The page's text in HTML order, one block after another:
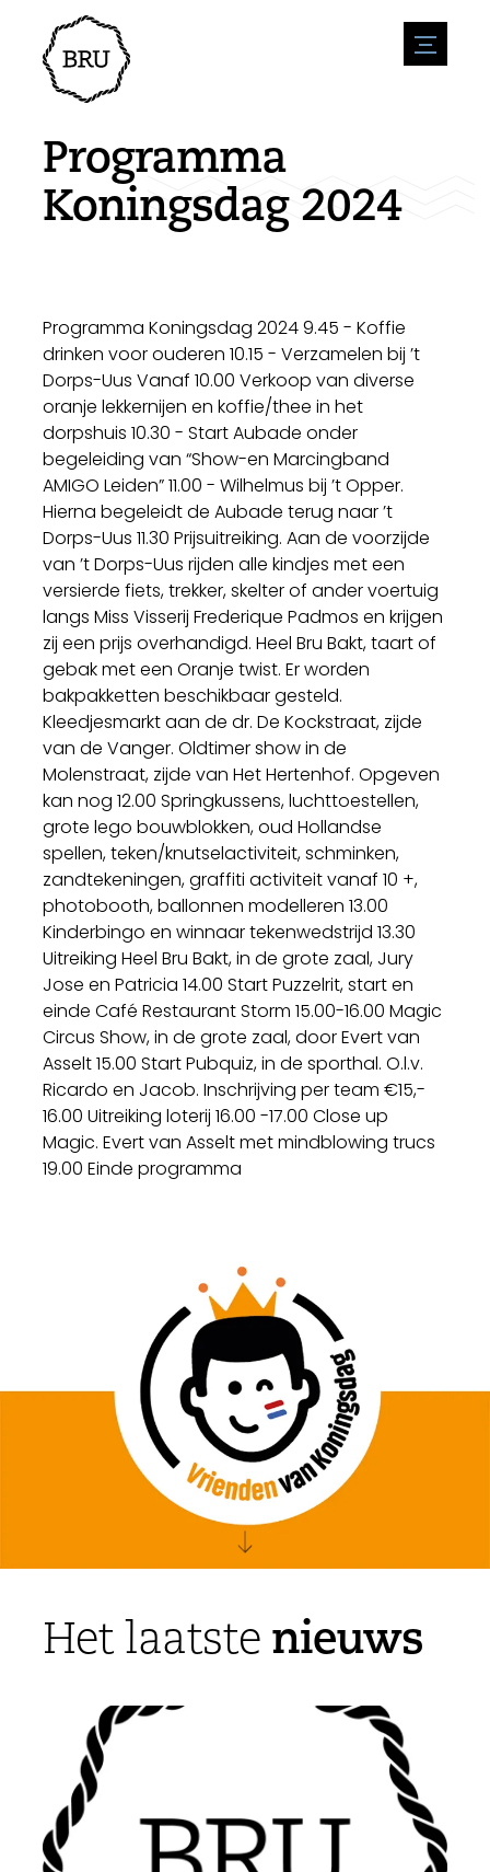
menu
Agenda
Evenement aanmelden
Overnachting
Winkels
Natuur en water
Bereikbaarheid
Parkeren
Leefomgeving
Ondernemen
Bedrijven
Biz Bruinisse
Stuur een nieuwsbericht in
Programma
Koningsdag 2024
Programma Koningsdag 2024 9.45 - Koffie
drinken voor ouderen 10.15 - Verzamelen bij ’t
Dorps-Uus Vanaf 10.00 Verkoop van diverse
oranje lekkernijen en koffie/thee in het
dorpshuis 10.30 - Start Aubade onder
begeleiding van “Show-en Marcingband
AMIGO Leiden” 11.00 - Wilhelmus bij ’t Opper.
Hierna begeleidt de Aubade terug naar ’t
Dorps-Uus 11.30 Prijsuitreiking. Aan de voorzijde
van ’t Dorps-Uus rijden alle kindjes met een
versierde fiets, trekker, skelter of ander voertuig
langs Miss Visserij Frederique Padmos en krijgen
zij een prijs overhandigd. Heel Bru Bakt, taart of
gebak met een Oranje twist. Er worden
bakpakketten beschikbaar gesteld.
Kleedjesmarkt aan de dr. De Kockstraat, zijde
van de Vanger. Oldtimer show in de
Molenstraat, zijde van Het Hertenhof. Opgeven
kan nog 12.00 Springkussens, luchttoestellen,
grote lego bouwblokken, oud Hollandse
spellen, teken/knutselactiviteit, schminken,
zandtekeningen, graffiti activiteit vanaf 10 +,
photobooth, ballonnen modelleren 13.00
Kinderbingo en winnaar tekenwedstrijd 13.30
Uitreiking Heel Bru Bakt, in de grote zaal, Jury
Jose en Patricia 14.00 Start Puzzelrit, start en
einde Café Restaurant Storm 15.00-16.00 Magic
Circus Show, in de grote zaal, door Evert van
Asselt 15.00 Start Pubquiz, in de sporthal. O.l.v.
Ricardo en Jacob. Inschrijving per team €15,-
16.00 Uitreiking loterij 16.00 -17.00 Close up
Magic. Evert van Asselt met mindblowing trucs
19.00 Einde programma
Het laatste nieuws